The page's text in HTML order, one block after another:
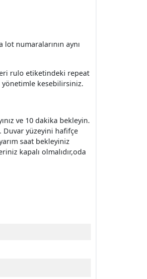
numaralarının aynı
rulo etiketindeki repeat
yönetimle kesebilirsiniz.
ve 10 dakika bekleyin.
Duvar yüzeyini hafifçe
saat bekleyiniz
kapalı olmalıdır,oda